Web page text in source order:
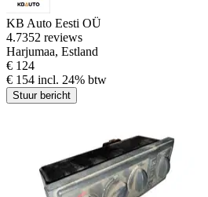
KB Auto Eesti OÜ
4.7352 reviews
Harjumaa, Estland
€ 124
€ 154 incl. 24% btw
Stuur bericht